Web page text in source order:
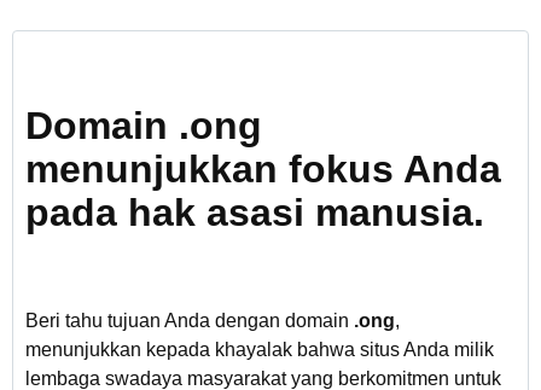
Domain .ong
menunjukkan fokus Anda
pada hak asasi manusia.
Beri tahu tujuan Anda dengan domain .ong,
menunjukkan kepada khayalak bahwa situs Anda milik
lembaga swadaya masyarakat yang berkomitmen untuk